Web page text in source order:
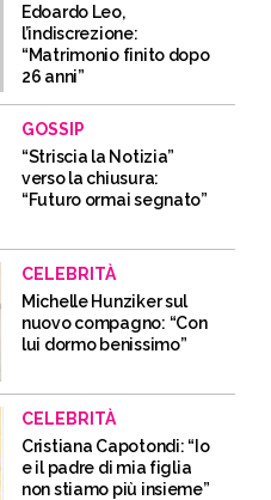
Edoardo Leo,
l’indiscrezione:
“Matrimonio finito dopo
26 anni”
GOSSIP
“Striscia la Notizia”
verso la chiusura:
“Futuro ormai segnato”
CELEBRITÀ
Michelle Hunziker sul
nuovo compagno: “Con
lui dormo benissimo”
CELEBRITÀ
Cristiana Capotondi: “Io
e il padre di mia figlia
non stiamo più insieme”